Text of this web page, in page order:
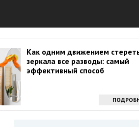
Как одним движением
зеркала все разводы: самый
эффективный способ